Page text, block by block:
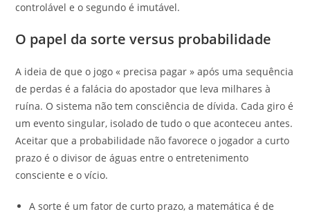
controlável e o segundo é imutável.
O papel da sorte versus probabilidade
A ideia de que o jogo « precisa pagar » após uma sequência
de perdas é a falácia do apostador que leva milhares à
ruína. O sistema não tem consciência de dívida. Cada giro é
um evento singular, isolado de tudo o que aconteceu antes.
Aceitar que a probabilidade não favorece o jogador a curto
prazo é o divisor de águas entre o entretenimento
consciente e o vício.
A sorte é um fator de curto prazo, a matemática é de